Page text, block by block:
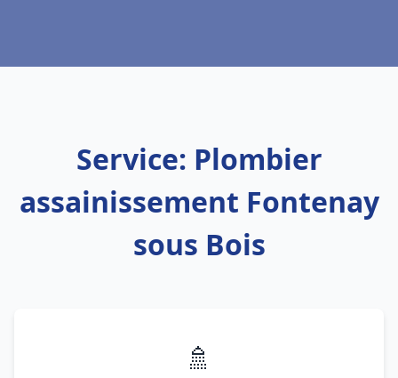
Service: Plombier
assainissement Fontenay
sous Bois
🚿